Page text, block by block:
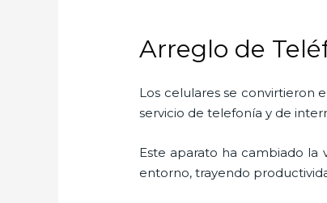
Arreglo de
Los celulares se convirtieron
servicio de telefonía y de
Este aparato ha cambiado la
entorno, trayendo